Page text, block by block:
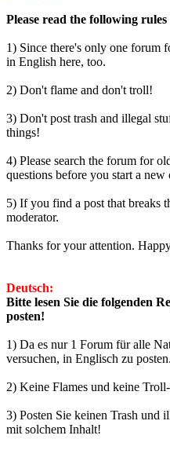
Please read the following
1) Since there's only one forum
in English here, too.
2) Don't flame and don't troll!
3) Don't post trash and illegal
things!
4) Please search the forum for
questions before you start a new
5) If you find a post that breaks
moderator.
Thanks for your attention.
Deutsch:
Bitte lesen Sie die folgenden
posten!
1) Da es nur 1 Forum für alle
versuchen, in Englisch zu posten.
2) Keine Flames und keine
3) Posten Sie keinen Trash und
mit solchem Inhalt!